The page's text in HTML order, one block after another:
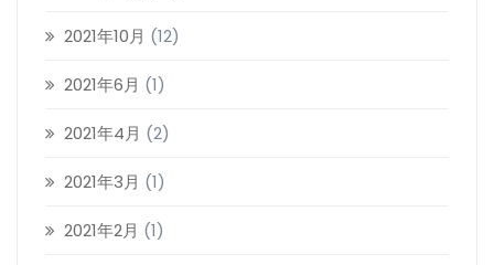
2021年10月 (12)
2021年6月 (1)
2021年4月 (2)
2021年3月 (1)
2021年2月 (1)